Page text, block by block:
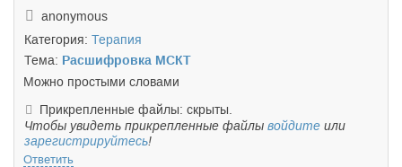
anonymous
Категория: Терапия
Тема: Расшифровка МСКТ
Можно простыми словами
Прикрепленные файлы: скрыты.
Чтобы увидеть прикрепленные файлы войдите или
зарегистрируйтесь!
Ответить